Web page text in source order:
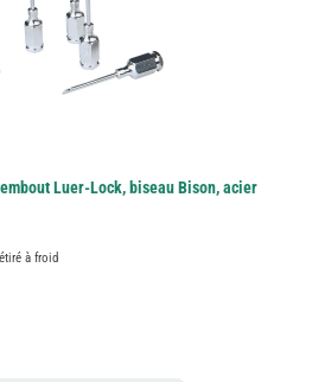
Luer-Lock, biseau Bison, acier
à froid